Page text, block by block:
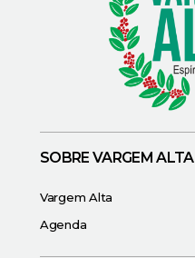
SOBRE VARGEM ALTA
Vargem Alta
Agenda